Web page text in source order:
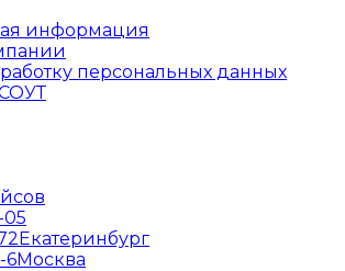
информация
персональных данных
05
Екатеринбург
6Москва